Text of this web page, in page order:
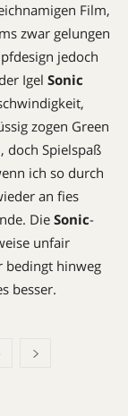
Film,
zwar gelungen
jedoch
Igel Sonic
zogen Green
doch Spielspaß
ich so durch
an fies
Die Sonic-
unfair 
bedingt hinweg
besser.